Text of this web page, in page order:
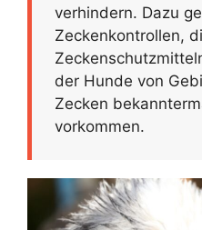
verhindern. Dazu
Zeckenkontrollen,
der Hunde von
Zecken
vorkommen.